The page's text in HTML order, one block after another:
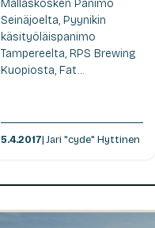
Mallaskosken Panimo
Seinäjoelta, Pyynikin
käsityöläispanimo
Tampereelta, RPS Brewing
Kuopiosta, Fat...
5.4.2017| Jari "cyde" Hyttinen